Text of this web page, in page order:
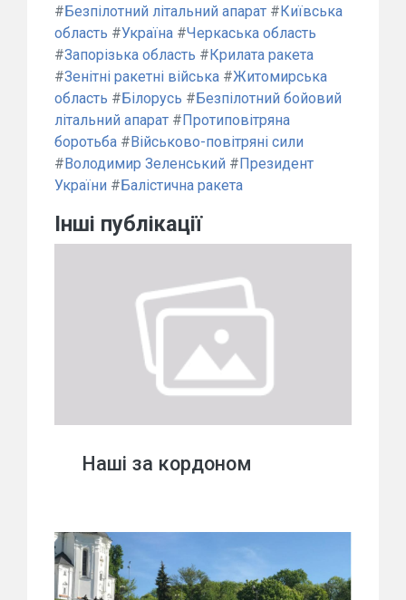
# Безпілотний літальний апарат # Київська
область #Україна #Черкаська область
#Запорізька область # Крилата ракета
#Зенітні ракетні війська #Житомирська
область # Білорусь # Безпілотний бойовий
літальний апарат # Протиповітряна
боротьба # Військово-повітряні сили
# Володимир Зеленський # Президент
України # Балістична ракета
Інші публікації
Наші за кордоном